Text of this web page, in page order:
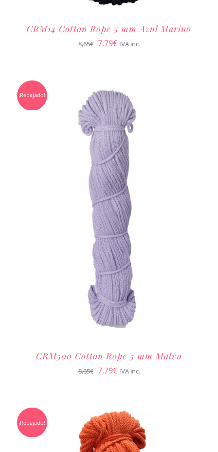
CRM14 Cotton Rope 5 mm Azul Marino
8,65€ El
era:
8,65€.
7,79€El
es:
7,79€.
IVA inc.
¡Rebajado!
CRM500 Cotton Rope 5 mm Malva
8,65€ El
era:
8,65€.
7,79€El
es:
7,79€.
IVA inc.
¡Rebajado!